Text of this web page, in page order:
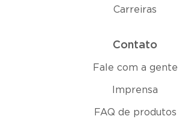
Carreiras
Contato
Fale com a gente
Imprensa
FAQ de produtos